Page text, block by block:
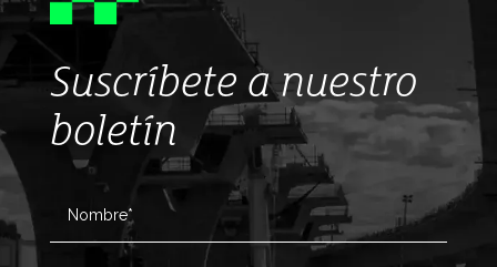
Suscríbete a nuestro
boletín